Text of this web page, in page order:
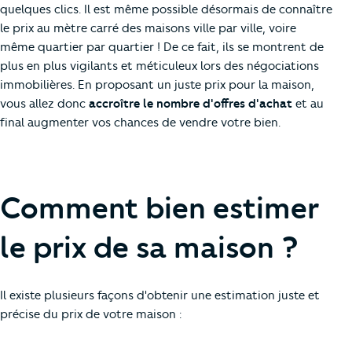
quelques clics. Il est même possible désormais de connaître
le prix au mètre carré des maisons ville par ville, voire
même quartier par quartier ! De ce fait, ils se montrent de
plus en plus vigilants et méticuleux lors des négociations
immobilières. En proposant un juste prix pour la maison,
vous allez donc accroître le nombre d'offres d'achat et au
final augmenter vos chances de vendre votre bien.
Comment bien estimer
le prix de sa maison ?
Il existe plusieurs façons d'obtenir une estimation juste et
précise du prix de votre maison :